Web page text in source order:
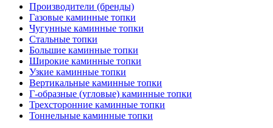
Производители (бренды)
Газовые каминные топки
Чугунные каминные топки
Стальные топки
Большие каминные топки
Широкие каминные топки
Узкие каминные топки
Вертикальные каминные топки
Г-образные (угловые) каминные топки
Трехсторонние каминные топки
Тоннельные каминные топки